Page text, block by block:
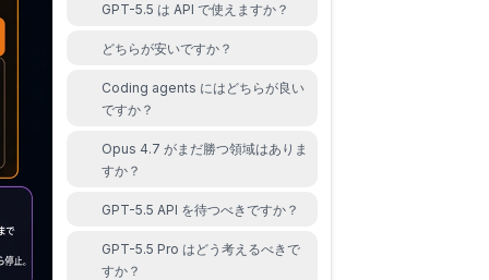
GPT-5.5 は API で使えますか？
どちらが安いですか？
Coding agents にはどちらが良い
ですか？
Opus 4.7 がまだ勝つ領域はありま
すか？
GPT-5.5 API を待つべきですか？
GPT-5.5 Pro はどう考えるべきで
すか？